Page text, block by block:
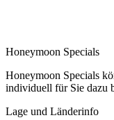
Honeymoon Specials
Honeymoon Specials
individuell für Sie dazu
Lage und Länderinfo